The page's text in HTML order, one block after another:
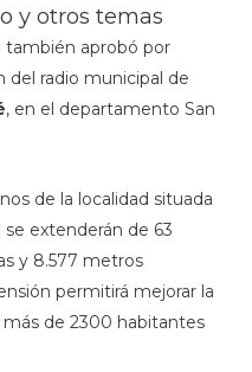
y otros temas
también aprobó por
del radio municipal de
, en el departamento San
de la localidad situada
extenderán de 63
y 8.577 metros
permitirá mejorar la
de 2300 habitantes